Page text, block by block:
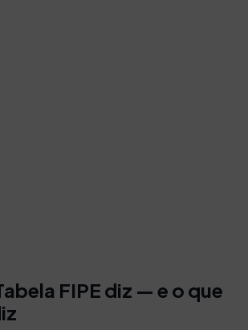
FIPE diz — e o que